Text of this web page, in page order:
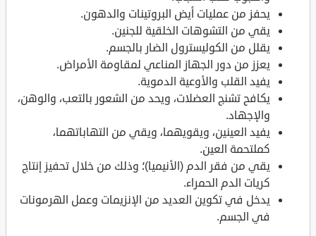
يحفز من عمليات أيض البروتينات والدهون.
يقي من التشوهات الخلقية للجنين.
يقلل من الكوليسترول الضار بالجسم.
يعزز من دور الجهاز المناعي لمقاومة الأمراض.
يفيد القلب والأوعية الدموية.
يكافح تشنج العضلات، ويحد من الشعور بالتعب، والوهن،
والإجهاد.
يفيد العينين، ويقويهما، ويقي من التهاباتهما،
كملتحمة العين.
يقي من فقر الدم (الأنيميا)؛ وذلك من خلال تحفيز إنتاج
كريات الدم الحمراء.
يدخل في تكوين العديد من الإنزيمات وعمل الهرمونات
في الجسم.